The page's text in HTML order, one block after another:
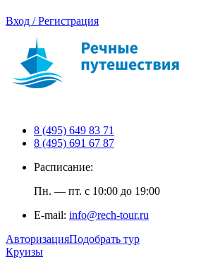
Вход / Регистрация
8 (495) 649 83 71
8 (495) 691 67 87
Расписание:
Пн. — пт. с 10:00 до 19:00
E-mail: info@rech-tour.ru
АвторизацияПодобрать тур
Круизы